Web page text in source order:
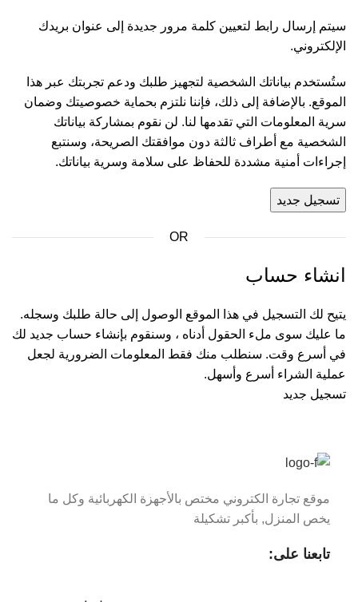
سيتم إرسال رابط لتعيين كلمة مرور جديدة إلى عنوان بريدك
الإلكتروني.
ستُستخدم بياناتك الشخصية لتجهيز طلبك ودعم تجربتك عبر هذا
الموقع. بالإضافة إلى ذلك، فإننا نلتزم بحماية خصوصيتك وضمان
سرية المعلومات التي تقدمها لنا. لن نقوم بمشاركة بياناتك
الشخصية مع أطراف ثالثة دون موافقتك الصريحة، وسنتبع
إجراءات أمنية مشددة للحفاظ على سلامة وسرية بياناتك.
تسجيل جديد
OR
انشاء حساب
يتيح لك التسجيل في هذا الموقع الوصول إلى حالة طلبك وسجله.
ما عليك سوى ملء الحقول أدناه ، وسنقوم بإنشاء حساب جديد لك
في أسرع وقت. سنطلب منك فقط المعلومات الضرورية لجعل
عملية الشراء أسرع وأسهل.
تسجيل جديد
موقع تجارة الكتروني مختص بالأجهزة الكهربائية وكل ما
يخص المنزل, بأكبر تشكيلة
تابعنا على: